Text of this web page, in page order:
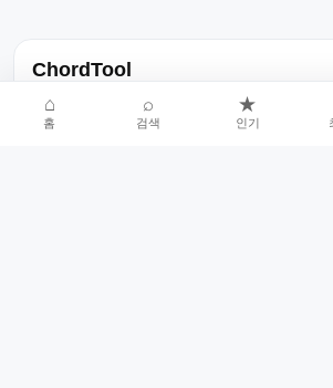
ChordTool
노래 가사, 곡 정보, 코드, 악보를 한곳에서 찾
서비스입니다.
⌂
홈
⌕
검색
★
인기